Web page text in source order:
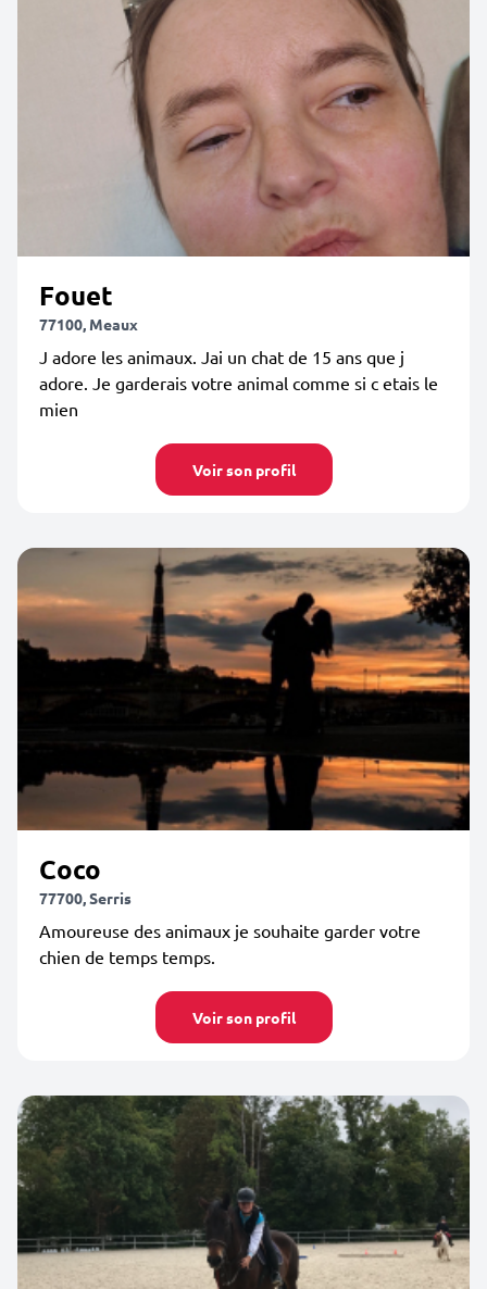
Fouet
77100, Meaux
J adore les animaux. Jai un chat de 15 ans que j
adore. Je garderais votre animal comme si c etais le
mien
Voir son profil
Coco
77700, Serris
Amoureuse des animaux je souhaite garder votre
chien de temps temps.
Voir son profil